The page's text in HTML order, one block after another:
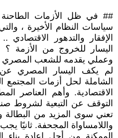
## في ظل الأزمات الطاحنة
سياسات النظام الأخيرة ،
الإفقار والتدهور
اليسار للخروج من الأزمة
وعملي يقدمه للشعب المصري
لم يكف اليسار المصري
الشاملة لحل أزمات المجتمع
الاقتصادية. وأهم العناصر
التوقف عن التبعية لشروط
تعني سوى المزيد من البطالة
واللامساواة المجحفة. ثانيًا